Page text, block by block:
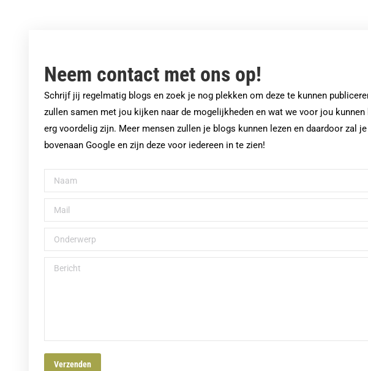
Neem contact met ons op!
Schrijf jij regelmatig blogs en zoek je nog plekken om deze te kunnen
zullen samen met jou kijken naar de mogelijkheden en wat we voor jou
erg voordelig zijn. Meer mensen zullen je blogs kunnen lezen en daardoor zal
bovenaan Google en zijn deze voor iedereen in te zien!